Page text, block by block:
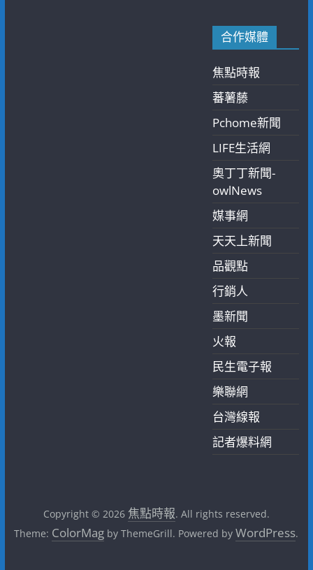
合作媒體
焦點時報
蕃薯藤
Pchome新聞
LIFE生活網
奧丁丁新聞-
owlNews
媒事網
天天上新聞
品觀點
行銷人
墨新聞
火報
民生電子報
樂聯網
台灣線報
記者爆料網
Copyright © 2026 焦點時報. All rights reserved.
Theme: ColorMag by ThemeGrill. Powered byWordPress.